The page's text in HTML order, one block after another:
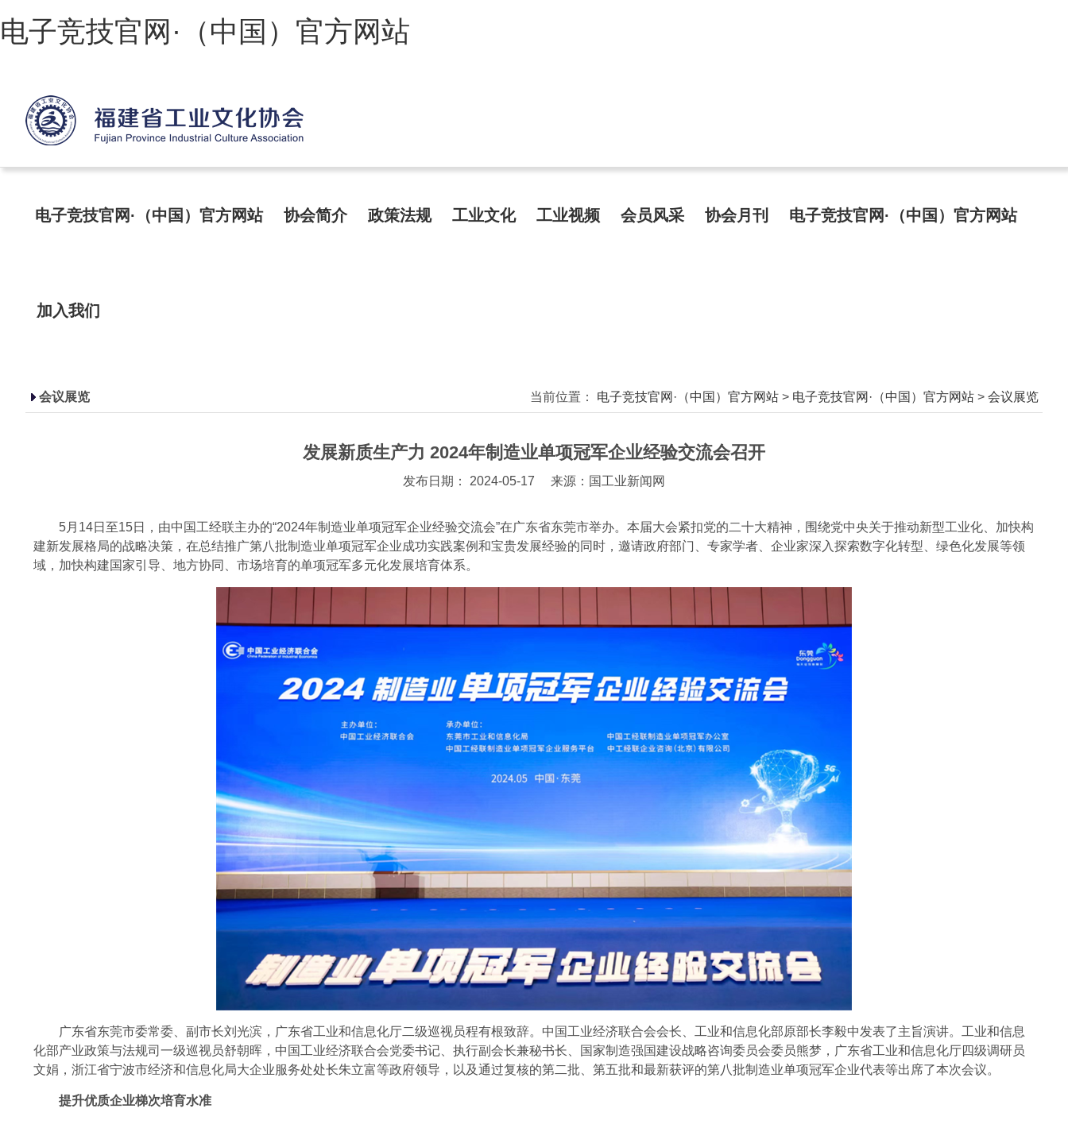
电子竞技官网·（中国）官方网站
电子竞技官网·（中国）官方网站 协会简介 政策法规 工业文化 工业视频 会员风采 协会月刊 电子竞技官网·（中国）官方网站
加入我们
会议展览 当前位置： 电子竞技官网·（中国）官方网站 > 电子竞技官网·（中国）官方网站 > 会议展览
发展新质生产力 2024年制造业单项冠军企业经验交流会召开
发布日期： 2024-05-17 来源：国工业新闻网
5月14日至15日，由中国工经联主办的“2024年制造业单项冠军企业经验交流会”在广东省东莞市举办。本届大会紧扣党的二十大精神，围绕党中央关于推动新型工业化、加快构
建新发展格局的战略决策，在总结推广第八批制造业单项冠军企业成功实践案例和宝贵发展经验的同时，邀请政府部门、专家学者、企业家深入探索数字化转型、绿色化发展等领
域，加快构建国家引导、地方协同、市场培育的单项冠军多元化发展培育体系。
广东省东莞市委常委、副市长刘光滨，广东省工业和信息化厅二级巡视员程有根致辞。中国工业经济联合会会长、工业和信息化部原部长李毅中发表了主旨演讲。工业和信息
化部产业政策与法规司一级巡视员舒朝晖，中国工业经济联合会党委书记、执行副会长兼秘书长、国家制造强国建设战略咨询委员会委员熊梦，广东省工业和信息化厅四级调研员
文娟，浙江省宁波市经济和信息化局大企业服务处处长朱立富等政府领导，以及通过复核的第二批、第五批和最新获评的第八批制造业单项冠军企业代表等出席了本次会议。
提升优质企业梯次培育水准